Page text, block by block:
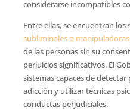
considerarse incompatibles
Entre ellas, se encuentran los
subliminales o manipuladoras
de las personas sin su
perjuicios significativos. El
sistemas capaces de
adicción y utilizar técnicas
conductas perjudiciales.